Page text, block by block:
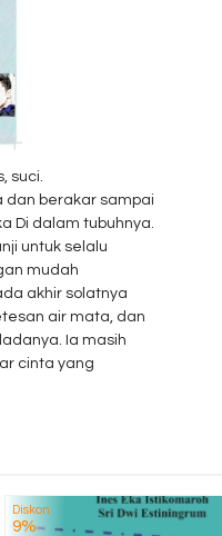
suci.
berakar sampai
Di dalam tubuhnya.
untuk selalu
mudah
akhir solatnya
air mata, dan
Ia masih
cinta yang
Diskon
9%